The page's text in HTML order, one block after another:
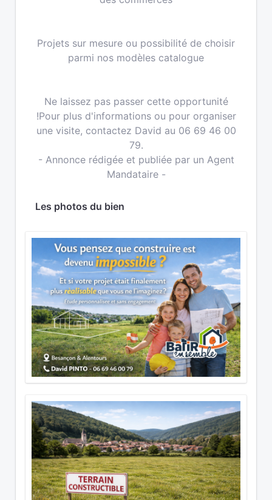
Projets sur mesure ou possibilité de choisir
parmi nos modèles catalogue
Ne laissez pas passer cette opportunité
!Pour plus d'informations ou pour organiser
une visite, contactez David au 06 69 46 00
79.
- Annonce rédigée et publiée par un Agent
Mandataire -
Les photos du bien